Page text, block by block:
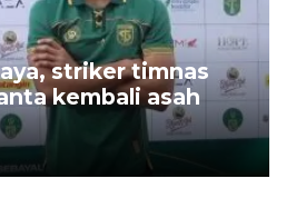
striker timnas
kembali asah